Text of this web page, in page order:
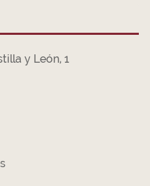
y León, 1